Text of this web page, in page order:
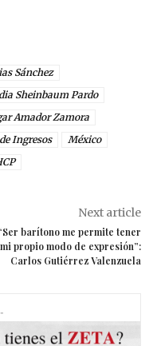
Sánchez
Sheinbaum Pardo
Amador Zamora
Ingresos
México
Next article
barítono me permite tener
mi propio modo de expresión”:
Carlos Gutiérrez Valenzuela